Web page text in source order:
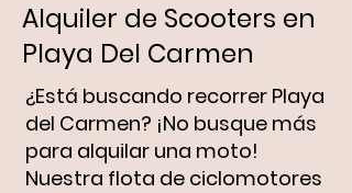
Alquiler de Scooters en
Playa Del Carmen
¿Está buscando recorrer Playa
del Carmen? ¡No busque más
para alquilar una moto!
Nuestra flota de ciclomotores